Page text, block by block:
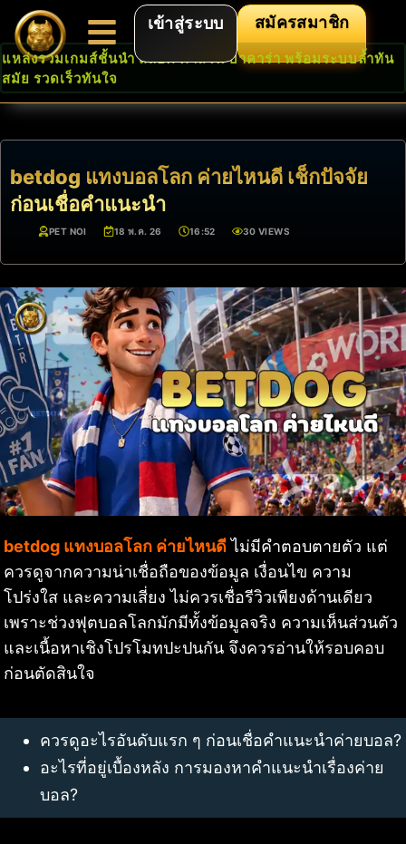
เข้าสู่ระบบ สมัครสมาชิก
แหล่งรวมเกมส์ชั้นนำ สล็อต คาสิโน บาคาร่า พร้อมระบบล้ำทัน
สมัย รวดเร็วทันใจ
betdog แทงบอลโลก ค่ายไหนดี เช็กปัจจัย
ก่อนเชื่อคำแนะนำ
PET NOI 18 พ.ค. 26 16:52 30 VIEWS
betdog แทงบอลโลก ค่ายไหนดีไม่มีคำตอบตายตัว แต่
ควรดูจากความน่าเชื่อถือของข้อมูล เงื่อนไข ความ
โปร่งใส และความเสี่ยง ไม่ควรเชื่อรีวิวเพียงด้านเดียว
เพราะช่วงฟุตบอลโลกมักมีทั้งข้อมูลจริง ความเห็นส่วนตัว
และเนื้อหาเชิงโปรโมทปะปนกัน จึงควรอ่านให้รอบคอบ
ก่อนตัดสินใจ
ควรดูอะไรอันดับแรก ๆ ก่อนเชื่อคำแนะนำค่ายบอล?
อะไรที่อยู่เบื้องหลัง การมองหาคำแนะนำเรื่องค่าย
บอล?